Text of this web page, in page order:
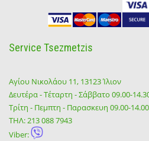
Service Tsezmetzis
Αγίου Νικολάου 11, 13123 Ίλιον
Δευτέρα - Τέταρτη - Σάββατο 09.00-
Τρίτη - Πεμπτη - Παρασκευη 09.00-
ΤΗΛ:213 088 7943
Viber: